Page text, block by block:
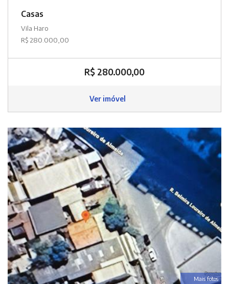
Casas
Vila Haro
R$ 280.000,00
R$ 280.000,00
Ver imóvel
Mais fotos